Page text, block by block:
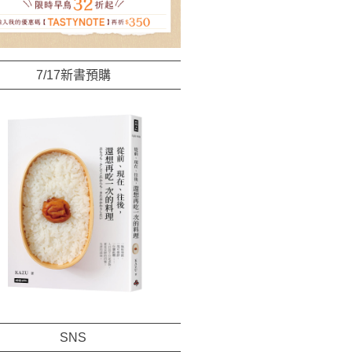
7/17新書預購
SNS